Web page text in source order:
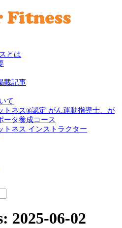
とは
載記事
て
トネス®︎認定 がん運動指導士、が
ータ養成コース
トネス インストラクター
2025-06-02